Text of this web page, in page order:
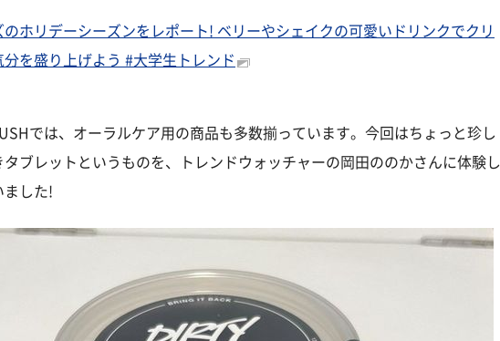
のホリデーシーズンをレポート! ベリーやシェイクの可愛いドリンクでクリ
分を盛り上げよう #大学生トレンド
では、オーラルケア用の商品も多数揃っています。今回はちょっと珍し
タブレットというものを、トレンドウォッチャーの岡田ののかさんに体験し
ました!